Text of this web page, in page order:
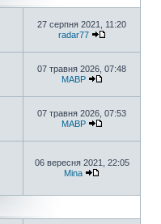
27 серпня 2021, 11:20
radar77
07 травня 2026, 07:48
MABP
07 травня 2026, 07:53
MABP
06 вересня 2021, 22:05
Mina